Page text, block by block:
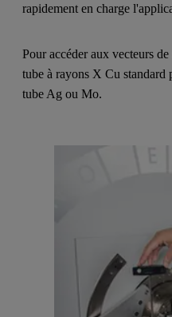
rapidement en charge
Pour accéder aux vecteurs
tube à rayons X Cu standard
tube Ag ou Mo.